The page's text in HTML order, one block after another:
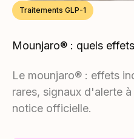
Traitements GLP-1
Mounjaro® : quels
Le mounjaro® : effets
rares, signaux d'alerte
notice officielle.